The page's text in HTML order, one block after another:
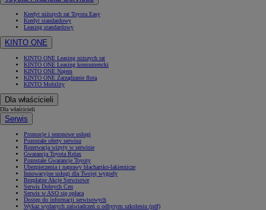
Kredyt niższych rat Toyota Easy
Kredyt standardowy
Leasing standardowy
KINTO ONE
KINTO ONE Leasing niższych rat
KINTO ONE Leasing konsumencki
KINTO ONE Najem
KINTO ONE Zarządzanie flotą
KINTO Mobility
Dla właścicieli
Dla właścicieli
Serwis
Promocje i sezonowe usługi
Pozostałe oferty serwisu
Rezerwacja wizyty w serwisie
Gwarancja Toyota Relax
Pozostałe Gwarancje Toyoty
Ubezpieczenia i naprawy blacharsko-lakiernicze
Innowacyjne usługi dla Twojej wygody
Bezpłatne Akcje Serwisowe
Serwis Dobrych Cen
Serwis w ASO się opłaca
Dostęp do informacji serwisowych
Wykaz wydanych zaświadczeń o odbytym szkoleniu (pdf)